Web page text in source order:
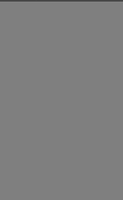
von Oud